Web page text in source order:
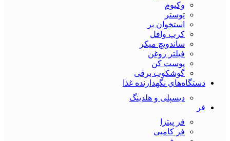
وکیوم
توستر
استخوان بر
کرپ وافل
ساندویچ میکر
فیلتر روغن
پوست کن
گوشکوب برقی
دستگاه‌های نگهدارنده غذا
دیسپلی و هلدینگ
فر
فر پیتزا
فر کامبی